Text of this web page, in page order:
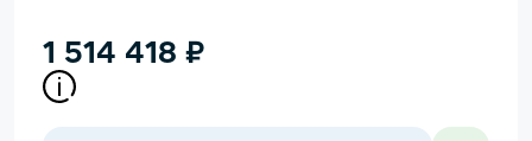
1 514 418 ₽